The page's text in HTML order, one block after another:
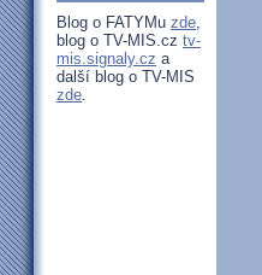
Blog o FATYMu zde,
blog o TV-MIS.cz tv-
mis.signaly.cz a
další blog o TV-MIS
zde.